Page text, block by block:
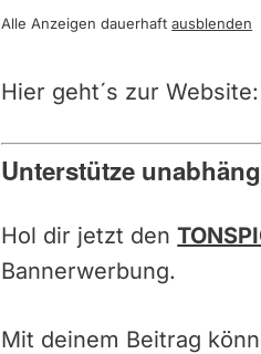
Alle Anzeigen dauerhaftausblenden
Hier geht´s zur Website:
Unterstütze
Hol dir jetzt den
Bannerwerbung.
Mit deinem Beitrag